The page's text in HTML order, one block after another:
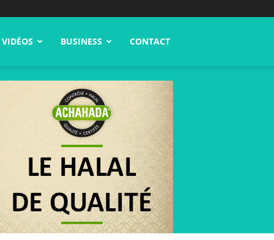
VIDÉOS BUSINESS CONTACT